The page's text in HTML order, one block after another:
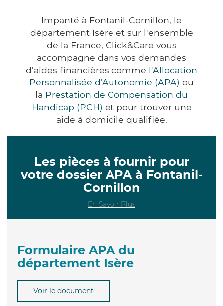
Impanté à Fontanil-Cornillon, le
département Isère et sur l'ensemble
de la France, Click&Care vous
accompagne dans vos demandes
d'aides financières comme l'Allocation
Personnalisée d'Autonomie (APA) ou
la Prestation de Compensation du
Handicap (PCH) et pour trouver une
aide à domicile qualifiée.
Les pièces à fournir pour
votre dossier APA à Fontanil-
Cornillon
En Savoir Plus
Formulaire APA du
département Isère
Voir le document